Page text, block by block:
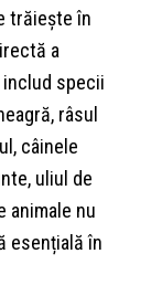
trăiește în
a
includ specii
râsul
câinele
uliul de
animale nu
esențială în